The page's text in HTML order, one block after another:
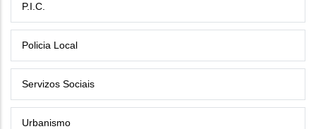
P.I.C.
Policia Local
Servizos Sociais
Urbanismo